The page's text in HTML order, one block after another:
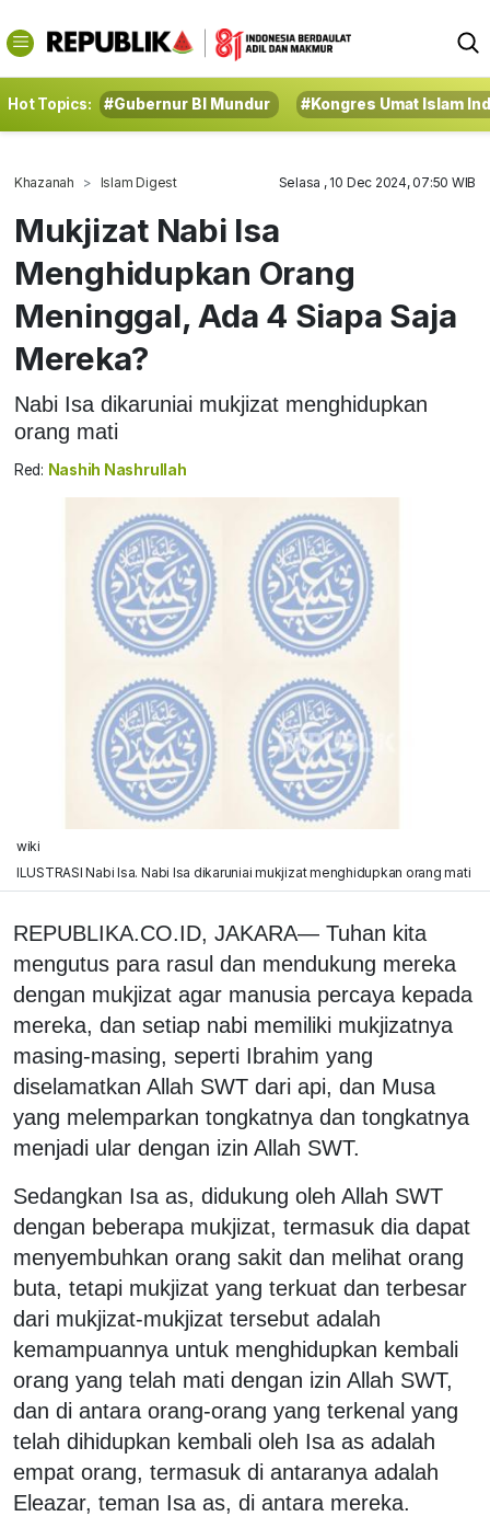
Hot Topics: #Gubernur BI Mundur #Kongres Umat Islam
Khazanah Islam Digest Selasa , 10 Dec 2024, 07:50 WIB
Mukjizat Nabi Isa
Menghidupkan Orang
Meninggal, Ada 4 Siapa Saja
Mereka?
Nabi Isa dikaruniai mukjizat menghidupkan
orang mati
Red: Nashih Nashrullah
wiki
ILUSTRASI Nabi Isa. Nabi Isa dikaruniai mukjizat menghidupkan orang mati
REPUBLIKA.CO.ID, JAKARA— Tuhan kita
mengutus para rasul dan mendukung mereka
dengan mukjizat agar manusia percaya kepada
mereka, dan setiap nabi memiliki mukjizatnya
masing-masing, seperti Ibrahim yang
diselamatkan Allah SWT dari api, dan Musa
yang melemparkan tongkatnya dan tongkatnya
menjadi ular dengan izin Allah SWT.
Sedangkan Isa as, didukung oleh Allah SWT
dengan beberapa mukjizat, termasuk dia dapat
menyembuhkan orang sakit dan melihat orang
buta, tetapi mukjizat yang terkuat dan terbesar
dari mukjizat-mukjizat tersebut adalah
kemampuannya untuk menghidupkan kembali
orang yang telah mati dengan izin Allah SWT,
dan di antara orang-orang yang terkenal yang
telah dihidupkan kembali oleh Isa as adalah
empat orang, termasuk di antaranya adalah
Eleazar, teman Isa as, di antara mereka.